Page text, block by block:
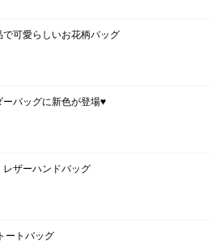
可愛らしいお花柄バッグ
ーバッグに新色が登場♥
レザーハンドバッグ
ートバッグ